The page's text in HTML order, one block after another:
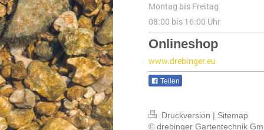
Montag bis Freitag
08:00 bis 16:00 Uhr
Onlineshop
www.drebinger.eu
Teilen
Druckversion | Sitemap
© drebinger Gartentechnik